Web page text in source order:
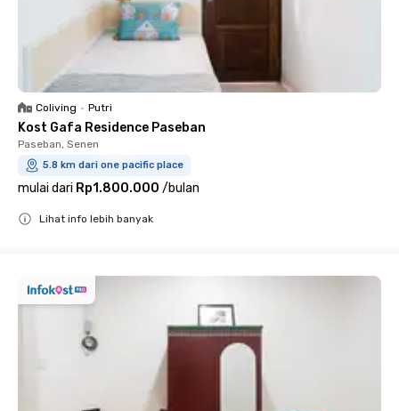
Coliving • Putri
Kost Gafa Residence Paseban
Paseban, Senen
5.8 km dari one pacific place
mulai dari Rp1.800.000 /bulan
Lihat info lebih banyak